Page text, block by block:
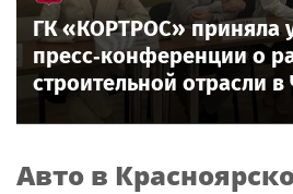
ГК «КОРТРОС» приняла
пресс‑конференции о
строительной отрасли
Авто в